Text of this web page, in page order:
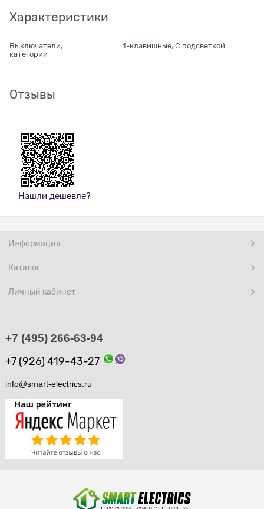
Характеристики
Выключатели,
категории
1-клавишные, С подсветкой
Отзывы
Нашли дешевле?
Информация
Каталог
Личный кабинет
+7 (495) 266-63-94
+7 (926) 419-43-27
info@smart-electrics.ru